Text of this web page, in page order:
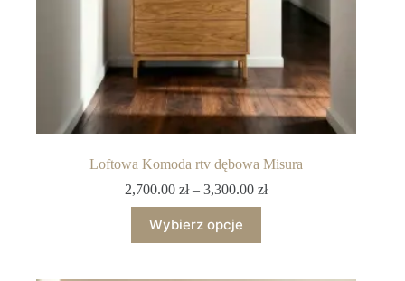
Loftowa Komoda rtv dębowa Misura
2,700.00zł – 3,300.00zł
Wybierz opcje